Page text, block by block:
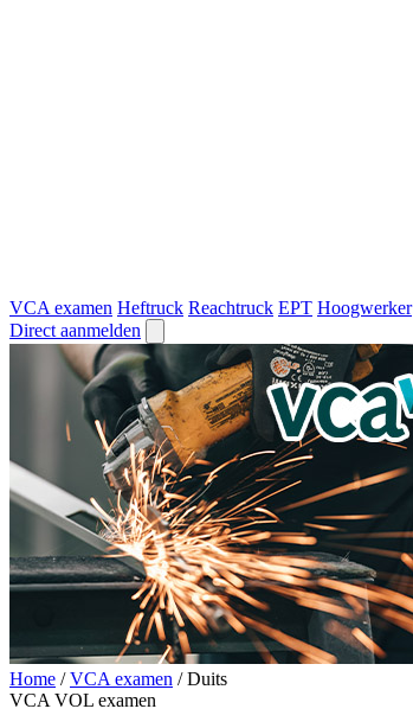
VCA examen Heftruck Reachtruck EPT Hoogwerker
Direct aanmelden
Home / VCA examen / Duits
VCA VOL examen